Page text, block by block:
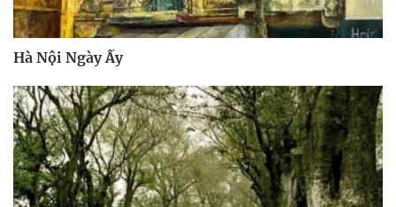
Hà Nội Ngày Ấy